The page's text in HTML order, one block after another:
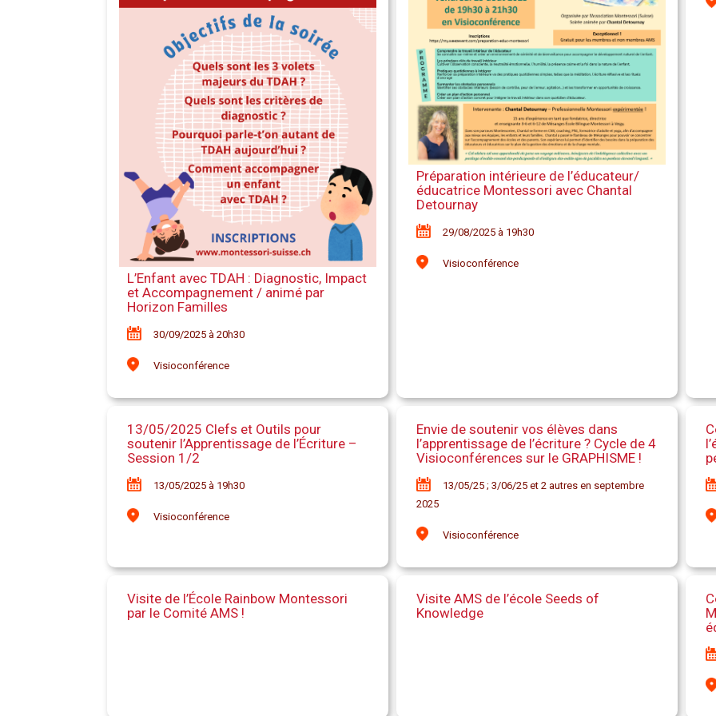
L’Enfant avec TDAH : Diagnostic, Impact
et Accompagnement / animé par
Horizon Familles
30/09/2025 à 20h30
Visioconférence
Préparation intérieure de l’éducateur/
éducatrice Montessori avec Chantal
Detournay
29/08/2025 à 19h30
Visioconférence
13/05/2025 Clefs et Outils pour
soutenir l’Apprentissage de l’Écriture –
Session 1/2
13/05/2025 à 19h30
Visioconférence
Envie de soutenir vos élèves dans
l’apprentissage de l’écriture ? Cycle de 4
Visioconférences sur le GRAPHISME !
13/05/25 ; 3/06/25 et 2 autres en septembre
2025
Visioconférence
Visite de l’École Rainbow Montessori
par le Comité AMS !
Visite AMS de l’école Seeds of
Knowledge